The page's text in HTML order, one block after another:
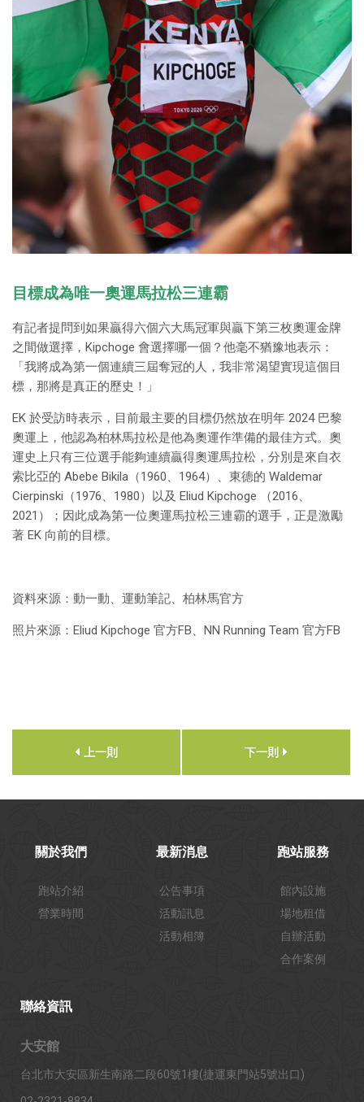
目標成為唯一奧運馬拉松三連霸
有記者提問到如果贏得六個六大馬冠軍與贏下第三枚奧運金牌
之間做選擇，Kipchoge 會選擇哪一個？他毫不猶豫地表示：
「我將成為第一個連續三屆奪冠的人，我非常渴望實現這個目
標，那將是真正的歷史！」
EK 於受訪時表示，目前最主要的目標仍然放在明年 2024 巴黎
奧運上，他認為柏林馬拉松是他為奧運作準備的最佳方式。奧
運史上只有三位選手能夠連續贏得奧運馬拉松，分別是來自衣
索比亞的 Abebe Bikila（1960、1964）、東德的 Waldemar
Cierpinski（1976、1980）以及 Eliud Kipchoge （2016、
2021）；因此成為第一位奧運馬拉松三連霸的選手，正是激勵
著 EK 向前的目標。
資料來源：動一動、運動筆記、柏林馬官方
照片來源：Eliud Kipchoge 官方FB、NN Running Team 官方FB
上一則 下一則
關於我們
跑站介紹
營業時間
最新消息
公告事項
活動訊息
活動相簿
跑站服務
館內設施
場地租借
自辦活動
合作案例
聯絡資訊
大安館
台北市大安區新生南路二段60號1樓(捷運東門站5號出口)